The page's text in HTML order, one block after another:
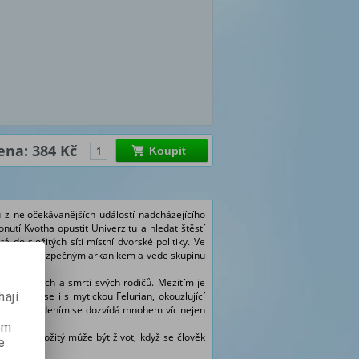
384 Kč Koupit
nejočekávanějších událostí nadcházejícího
Kvotha opustit Univerzitu a hledat štěstí
do složitých sítí místní dvorské politiky. Ve
s nebezpečným arkanikem a vede skupinu
Čandrínech a smrti svých rodičů. Mezitím je
se i s mytickou Felurian, okouzlující
jejím vedením se dozvídá mnohem víc nejen
jak složitý může být život, když se člověk